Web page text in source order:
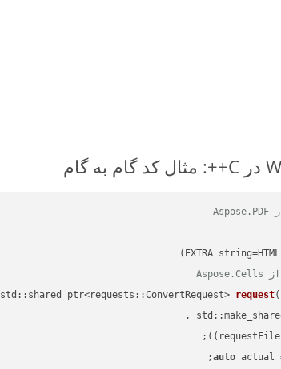
std::shared_ptr<requests::ConvertRequest> request(
))
;
auto actual